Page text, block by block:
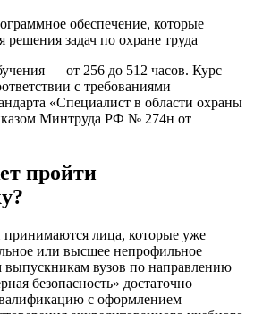
обеспечение, которые
решения задач по охране труда
— от 256 до 512 часов. Курс
с требованиями
«Специалист в области охраны
Минтруда РФ № 274н от
пройти
принимаются лица, которые уже
или высшее непрофильное
выпускникам вузов по направлению
безопасность» достаточно
с оформлением